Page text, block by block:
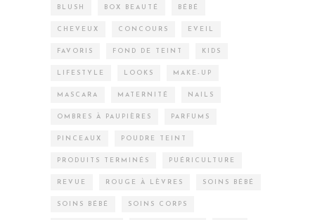
BLUSH BOX BEAUTÉ BÉBÉ
CHEVEUX CONCOURS EVEIL
FAVORIS FOND DE TEINT KIDS
LIFESTYLE LOOKS MAKE-UP
MASCARA MATERNITÉ NAILS
OMBRES À PAUPIÈRES PARFUMS
PINCEAUX POUDRE TEINT
PRODUITS TERMINÉS PUÉRICULTURE
REVUE ROUGE À LÈVRES SOINS BÉBÉ
SOINS BÉBÉ SOINS CORPS